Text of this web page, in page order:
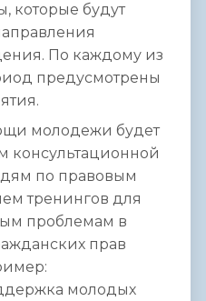
которые будут
По каждому из
предусмотрены
молодежи будет
консультационной
по правовым
тренингов для
проблемам в
прав
молодых